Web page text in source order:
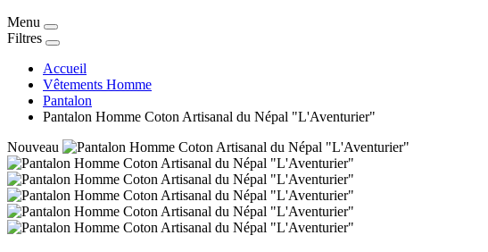
Menu
Filtres
Accueil
Vêtements Homme
Pantalon
Pantalon Homme Coton Artisanal du Népal "L'Aventurier"
Nouveau